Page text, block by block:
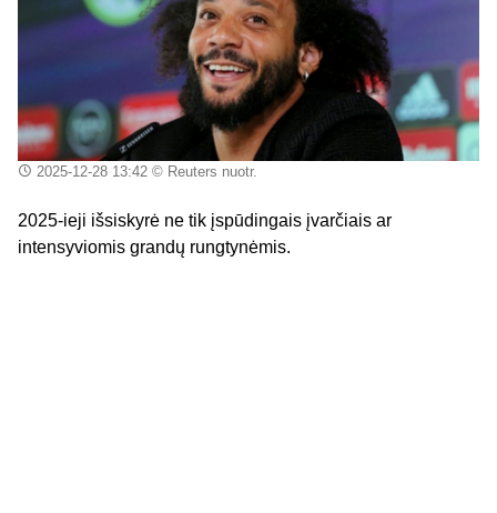
2025-12-28 13:42© Reuters nuotr.
2025-ieji išsiskyrė ne tik įspūdingais įvarčiais ar
intensyviomis grandų rungtynėmis.